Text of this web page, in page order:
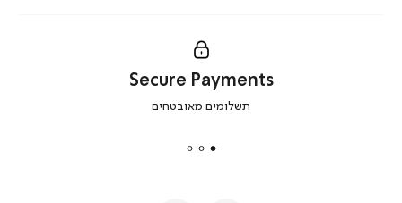
secure
|
Secure Payments
תשלומים מאובטחים